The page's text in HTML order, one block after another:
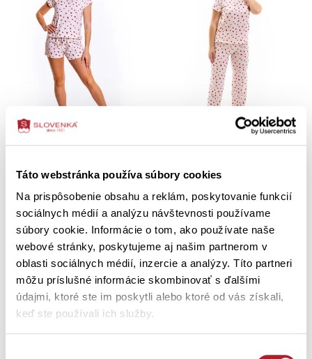
Táto webstránka používa súbory cookies
Na prispôsobenie obsahu a reklám, poskytovanie funkcií
sociálnych médií a analýzu návštevnosti používame
súbory cookie. Informácie o tom, ako používate naše
webové stránky, poskytujeme aj našim partnerom v
oblasti sociálnych médií, inzercie a analýzy. Títo partneri
môžu príslušné informácie skombinovať s ďalšími
údajmi, ktoré ste im poskytli alebo ktoré od vás získali,
keď ste používali ich služby.
Dámske pyžamo ILENIA
M XL XXL
34,80 €
Dámske pyžamo ZORINKA
S M
XXL
38,90 €